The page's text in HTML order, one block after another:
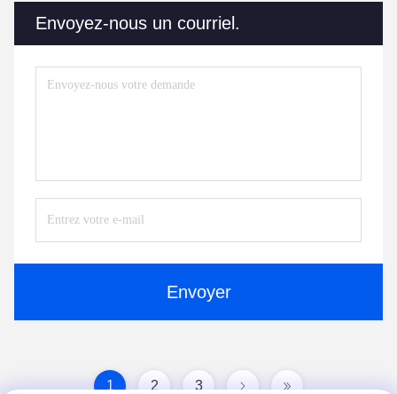
Envoyez-nous un courriel.
Envoyer
1 2 3